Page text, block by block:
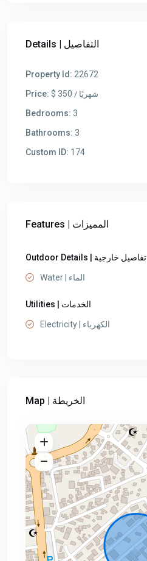
Details | التفاصيل
Property Id: 22672
Price: $ 350 / شهريًا
Bedrooms: 3
Bathrooms: 3
Custom ID: 174
Features | المميزات
Outdoor Details | تفاصيل خارجية
Water | الماء
Utilities | الخدمات
Electricity | الكهرباء
Map | الخريطة